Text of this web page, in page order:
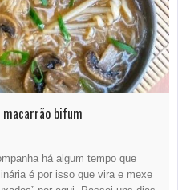
bifum
há algum tempo que
é por isso que vira e mexe